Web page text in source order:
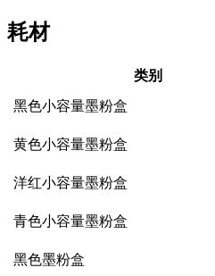
耗材
类别
黑色小容量墨粉盒
黄色小容量墨粉盒
洋红小容量墨粉盒
青色小容量墨粉盒
黑色墨粉盒